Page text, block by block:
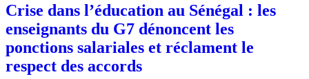
Crise dans l’éducation au Sénégal : les
enseignants du G7 dénoncent les
ponctions salariales et réclament le
respect des accords